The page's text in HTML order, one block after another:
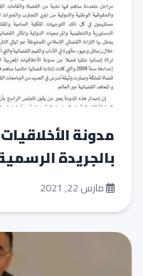
مدونة
بالجريدة الرسمية
مارس 22, 2021